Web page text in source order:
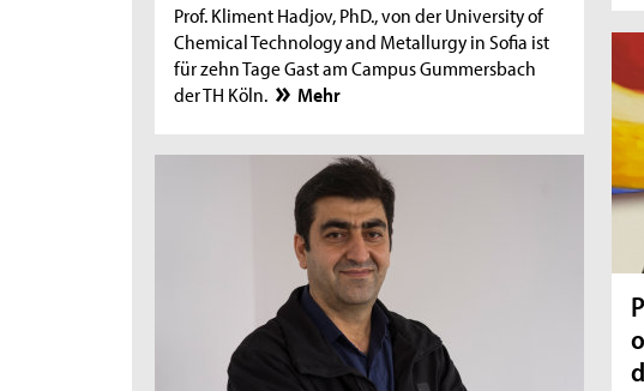
Prof. Kliment Hadjov, PhD., von der University of
Chemical Technology and Metallurgy in Sofia ist
für zehn Tage Gast am Campus Gummersbach
der TH Köln.
Mehr